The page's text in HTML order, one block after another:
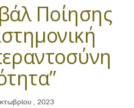
Ποίησης
, 2023